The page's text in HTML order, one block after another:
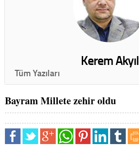
Kerem Akyıl
Tüm Yazıları
Bayram Millete zehir oldu